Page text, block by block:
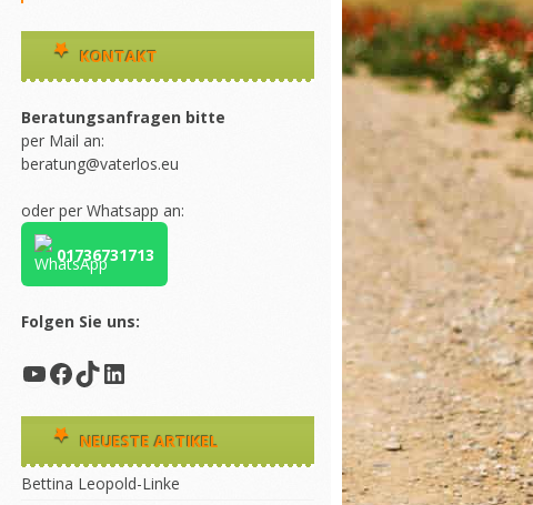
KONTAKT
Beratungsanfragen bitte
per Mail an:
beratung@vaterlos.eu
oder per Whatsapp an:
01736731713
Folgen Sie uns:
YouTube
Facebook
TikTok
LinkedIn
NEUESTE ARTIKEL
Bettina Leopold-Linke